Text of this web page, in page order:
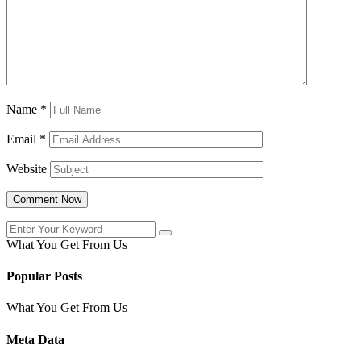
Name *
Email *
Website
What You Get From Us
Popular Posts
What You Get From Us
Meta Data